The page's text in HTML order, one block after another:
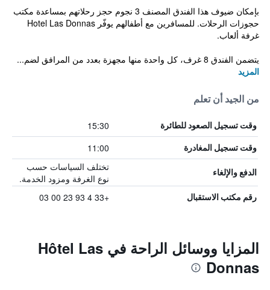
بإمكان ضيوف هذا الفندق المصنف 3 نجوم حجز رحلاتهم بمساعدة مكتب
حجوزات الرحلات. للمسافرين مع أطفالهم يوفّر Hotel Las Donnas
غرفة ألعاب.
يتضمن الفندق 8 غرف، كل واحدة منها مجهزة بعدد من المرافق لضم...
المزيد
من الجيد أن تعلم
وقت تسجيل الصعود للطائرة 15:30
وقت تسجيل المغادرة 11:00
الدفع والإلغاء
تختلف السياسات حسب
نوع الغرفة ومزود الخدمة.
رقم مكتب الاستقبال +33 4 93 23 00 03
المزايا ووسائل الراحة في Hôtel Las
Donnas